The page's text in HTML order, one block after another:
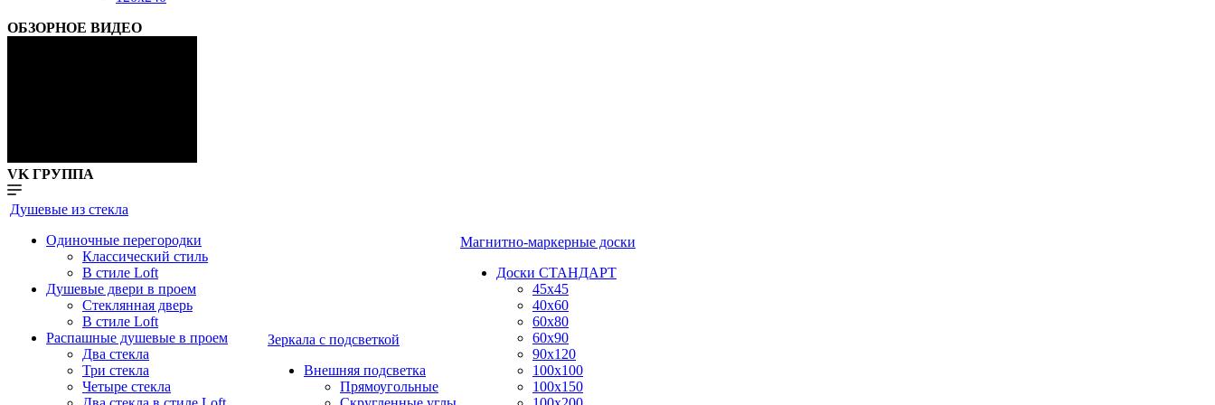
ОБЗОРНОЕ ВИДЕО
VK ГРУППА
Душевые из стекла
Одиночные перегородки
Классический стиль
В стиле Loft
Душевые двери в проем
Стеклянная дверь
В стиле Loft
Распашные душевые в проем
Два стекла
Три стекла
Четыре стекла
Зеркала с подсветкой
Внешняя подсветка
Прямоугольные
Магнитно-маркерные доски
Доски СТАНДАРТ
45x45
40x60
60x80
60x90
90x120
100x100
100x150